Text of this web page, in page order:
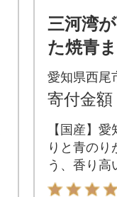
三河湾
た焼青
枚・
愛知県西尾
寄付金額
【国産】
りと青のり
う、香り高
逸品を80枚